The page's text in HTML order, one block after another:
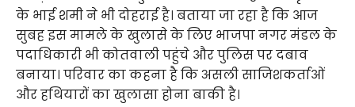
के भाई शमी ने भी दोहराई है। बताया जा रहा है कि आज
सुबह इस मामले के खुलासे के लिए भाजपा नगर मंडल के
पदाधिकारी भी कोतवाली पहुंचे और पुलिस पर दबाव
बनाया। परिवार का कहना है कि असली साजिशकर्ताओं
और हथियारों का खुलासा होना बाकी है।